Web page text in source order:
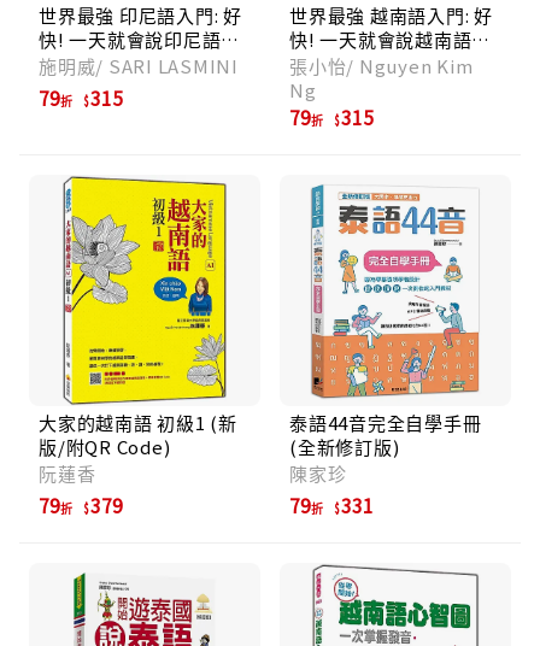
世界最強 印尼語入門: 好
快! 一天就會說印尼語
(附線上MP3)
施明威/ SARI LASMINI
79折 315
世界最強 越南語入門: 好
快! 一天就會說越南語
(附線上MP3)
張小怡/ Nguyen Kim
Ng
79折 315
大家的越南語 初級1 (新
版/附QR Code)
阮蓮香
79折 379
泰語44音完全自學手冊
(全新修訂版)
陳家珍
79折 331